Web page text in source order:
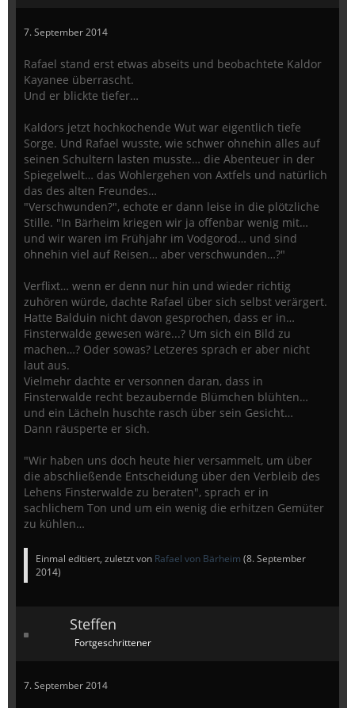
7. September 2014
Rafael stand erst etwas abseits und beobachtete Kaldor
Kayanee überrascht.
Und er blickte tiefer…
Kaldors jetzt hochkochende Wut war eigentlich tiefe
Sorge. Und Rafael wusste, wie schwer ohnehin alles auf
seinen Schultern lasten musste… die Abenteuer in der
Spiegelwelt… das Wohlergehen von Axtfels und natürlich
das des alten Freundes…
"Verschwunden?", echote er dann leise in die plötzliche
Stille. "In Bärheim kriegen wir ja offenbar wenig mit…
und wir waren im Frühjahr im Vodgorod… und sind
ohnehin viel auf Reisen… aber verschwunden…?"
Verflixt… wenn er denn nur hin und wieder richtig
zuhören würde, dachte Rafael über sich selbst verärgert.
Hatte Balduin nicht davon gesprochen, dass er in…
Finsterwalde gewesen wäre...? Um sich ein Bild zu
machen…? Oder sowas? Letzeres sprach er aber nicht
laut aus.
Vielmehr dachte er versonnen daran, dass in
Finsterwalde recht bezaubernde Blümchen blühten…
und ein Lächeln huschte rasch über sein Gesicht…
Dann räusperte er sich.
"Wir haben uns doch heute hier versammelt, um über
die abschließende Entscheidung über den Verbleib des
Lehens Finsterwalde zu beraten", sprach er in
sachlichem Ton und um ein wenig die erhitzen Gemüter
zu kühlen…
Einmal editiert, zuletzt von Rafael von Bärheim (8. September
2014)
Steffen
Fortgeschrittener
7. September 2014